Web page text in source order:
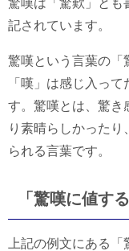
驚嘆は「驚歎」とも
記されています。
驚嘆という言葉の「
「嘆」は感じ入っ
す。驚嘆とは、驚き
り素晴らしかった
られる言葉です。
「驚嘆に値す
上記の例文にある